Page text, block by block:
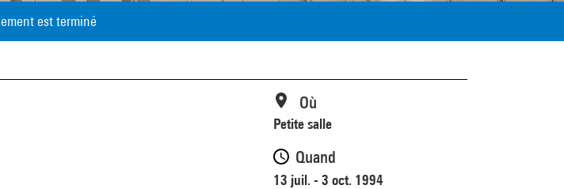
est terminé
Où
Petite salle
Quand
13 juil. - 3 oct. 1994